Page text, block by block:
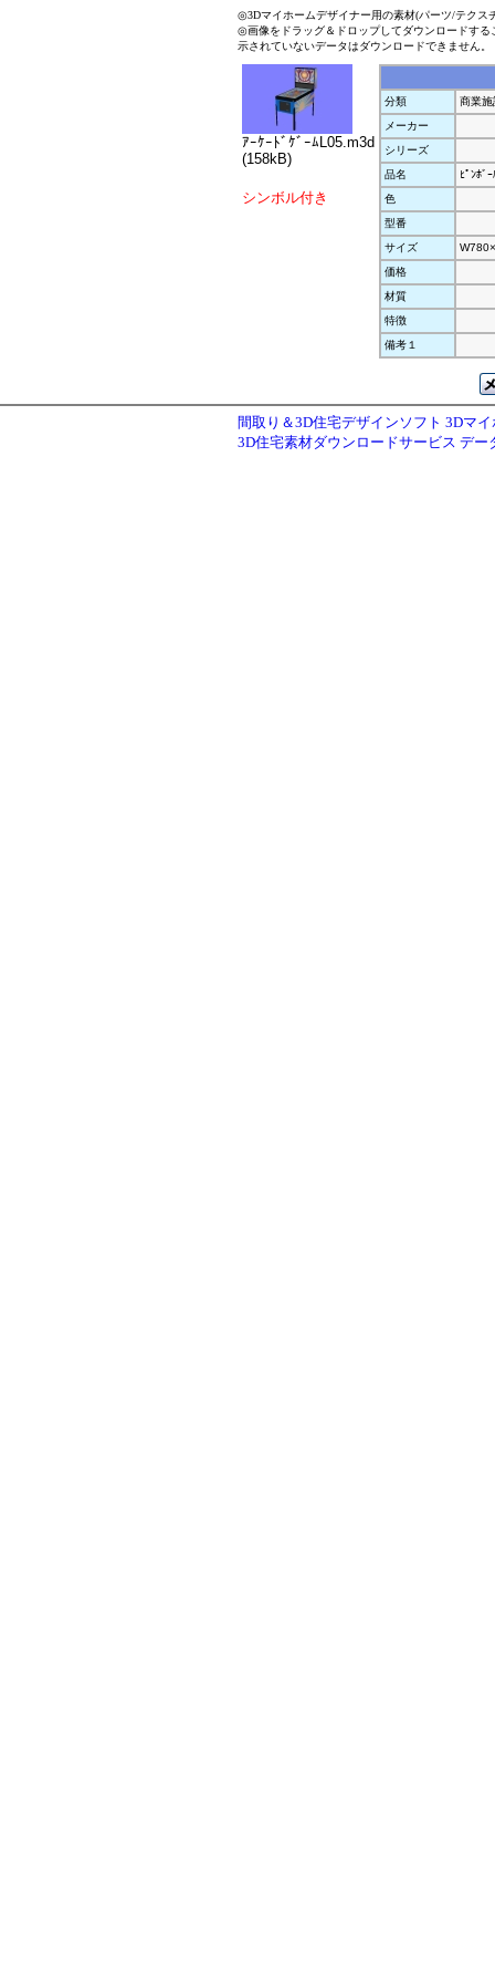
◎3Dマイホームデザイナー用の素材(パーツ/テクス
◎画像をドラッグ＆ドロップしてダウンロードす
示されていないデータはダウンロードできません。
ｱｰｹｰﾄﾞｹﾞｰﾑL05.m3d
(158kB)
シンボル付き
分類
商業施
メーカー
シリーズ
品名
ﾋﾟﾝﾎﾞｰ
色
型番
サイズ
価格
材質
特徴
備考１
間取り＆3D住宅デザインソフト 3Dマ
3D住宅素材ダウンロードサービス デー